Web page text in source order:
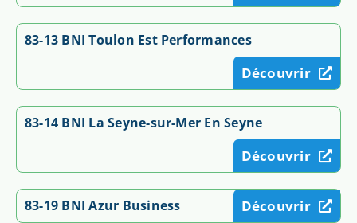
83-13 BNI Toulon Est Performances
Découvrir
83-14 BNI La Seyne-sur-Mer En Seyne
Découvrir
83-19 BNI Azur Business Découvrir